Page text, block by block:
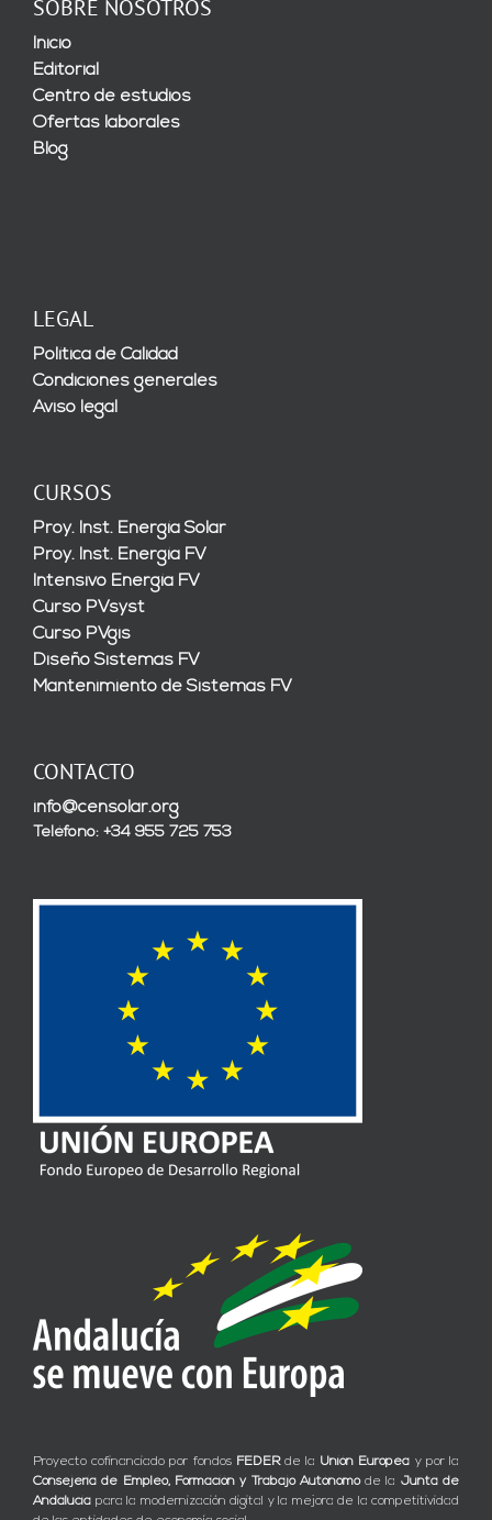
SOBRE NOSOTROS
Inicio
Editorial
Centro de estudios
Ofertas laborales
Blog
LEGAL
Política de Calidad
Condiciones generales
Aviso legal
CURSOS
Proy. Inst. Energía Solar
Proy. Inst. Energía FV
Intensivo Energía FV
Curso PVsyst
Curso PVgis
Diseño Sistemas FV
Mantenimiento de Sistemas FV
CONTACTO
info@censolar.org
Teléfono: +34 955 725 753
Proyecto cofinanciado por fondos FEDERde la Unión Europea y por la
Consejería de Empleo, Formación y Trabajo Autónomode la Junta de
Andalucía para la modernización digital y la mejora de la competitividad